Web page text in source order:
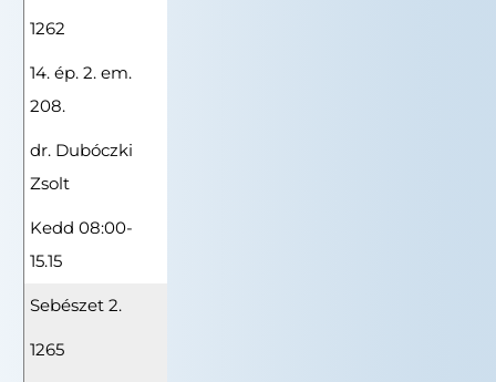
1262
14. ép. 2. em.
208.
dr. Dubóczki
Zsolt
Kedd 08:00-
15.15
Sebészet 2.
1265